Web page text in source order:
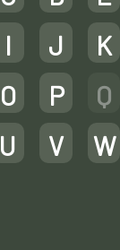
I J K
O P Q
U V W